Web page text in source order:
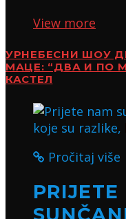
View more
УРНЕБЕСНИ ШОУ
МАЦЕ: “ДВА И ПО
КАСТЕЛ
Pročitaj više